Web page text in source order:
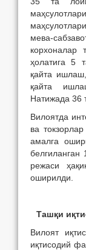
мева-
корхоналар
ҳолатига 5
қайта
қайта
Натижада 36
Вилоятда
ва
амалга
белгиланган
режаси
оширилди.
Ташқи
Вилоят
иқтисодий